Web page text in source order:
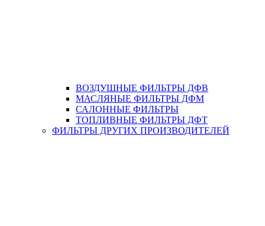
ВОЗДУШНЫЕ ФИЛЬТРЫ ДФВ
МАСЛЯНЫЕ ФИЛЬТРЫ ДФМ
САЛОННЫЕ ФИЛЬТРЫ
ТОПЛИВНЫЕ ФИЛЬТРЫ ДФТ
ФИЛЬТРЫ ДРУГИХ ПРОИЗВОДИТЕЛЕЙ